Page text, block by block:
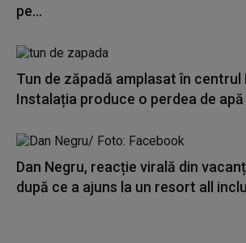
pe...
Tun de zăpadă amplasat în centrul
Instalația produce o perdea de
Dan Negru, reacție virală din
după ce a ajuns la un resort all